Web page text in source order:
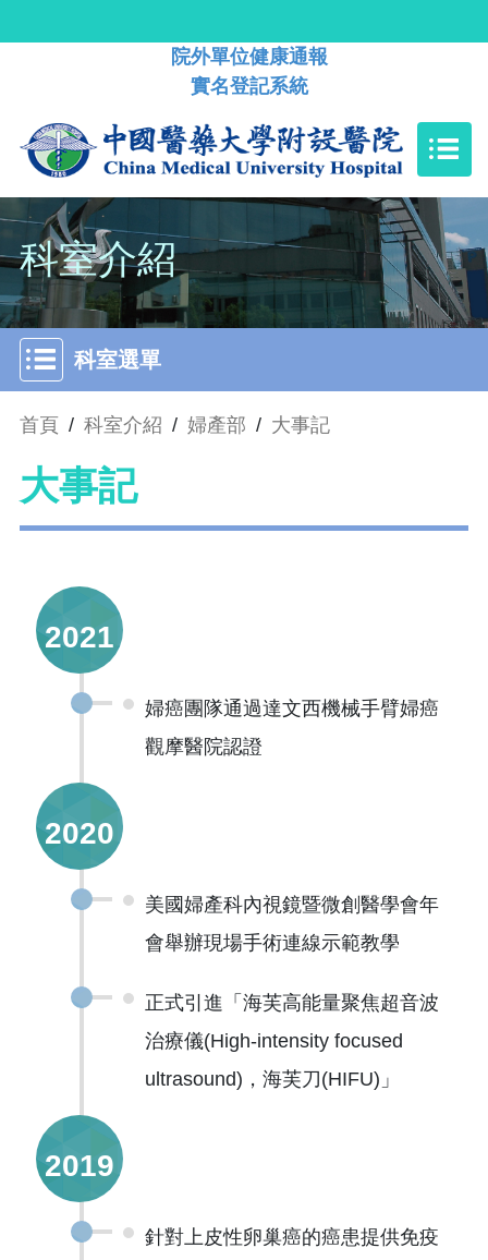
院外單位健康通報
實名登記系統
科室介紹
科室選單
首頁 / 科室介紹 / 婦產部 / 大事記
大事記
2021
婦癌團隊通過達文西機械手臂婦癌
觀摩醫院認證
2020
美國婦產科內視鏡暨微創醫學會年
會舉辦現場手術連線示範教學
正式引進「海芙高能量聚焦超音波
治療儀(High-intensity focused
ultrasound)，海芙刀(HIFU)」
2019
針對上皮性卵巢癌的癌患提供免疫